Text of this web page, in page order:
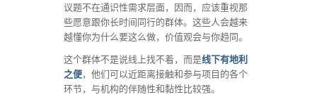
议题不在通识性需求层面，因而，应该重视那
些愿意跟你长时间同行的群体。这些人会越来
越懂你为什么要这么做，价值观会与你趋同。
这个群体不是说线上找不着，而是线下有地利
之便，他们可以近距离接触和参与项目的各个
环节，与机构的伴随性和黏性比较强。